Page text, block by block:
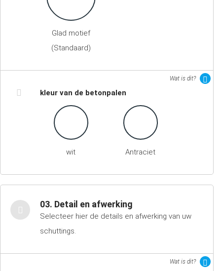
Glad motief
(Standaard)
Wat is dit?
kleur van de betonpalen
wit Antraciet
03. Detail en afwerking
Selecteer hier de details en afwerking van uw
schuttings.
Wat is dit?